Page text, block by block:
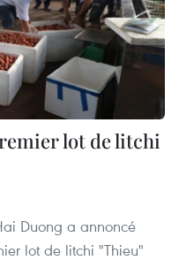
lot de litchi
Duong a annoncé
lot de litchi "Thieu"